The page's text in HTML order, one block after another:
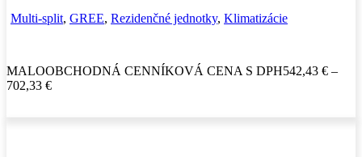
Multi-split, GREE, Rezidenčné jednotky, Klimatizácie
MALOOBCHODNÁ CENNÍKOVÁ CENA S DPH542,43 € –
702,33 €Price